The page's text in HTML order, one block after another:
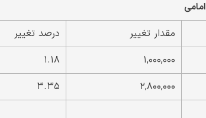
مقدار تغییر درصد تغییر
۱,۰۰۰,۰۰۰ ۱.۱۸
۲,۸۰۰,۰۰۰ ۳.۳۵